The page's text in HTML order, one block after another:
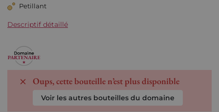
Petillant
Descriptif détaillé
Oups, cette bouteille n’est plus disponible
Voir les autres bouteilles du domaine